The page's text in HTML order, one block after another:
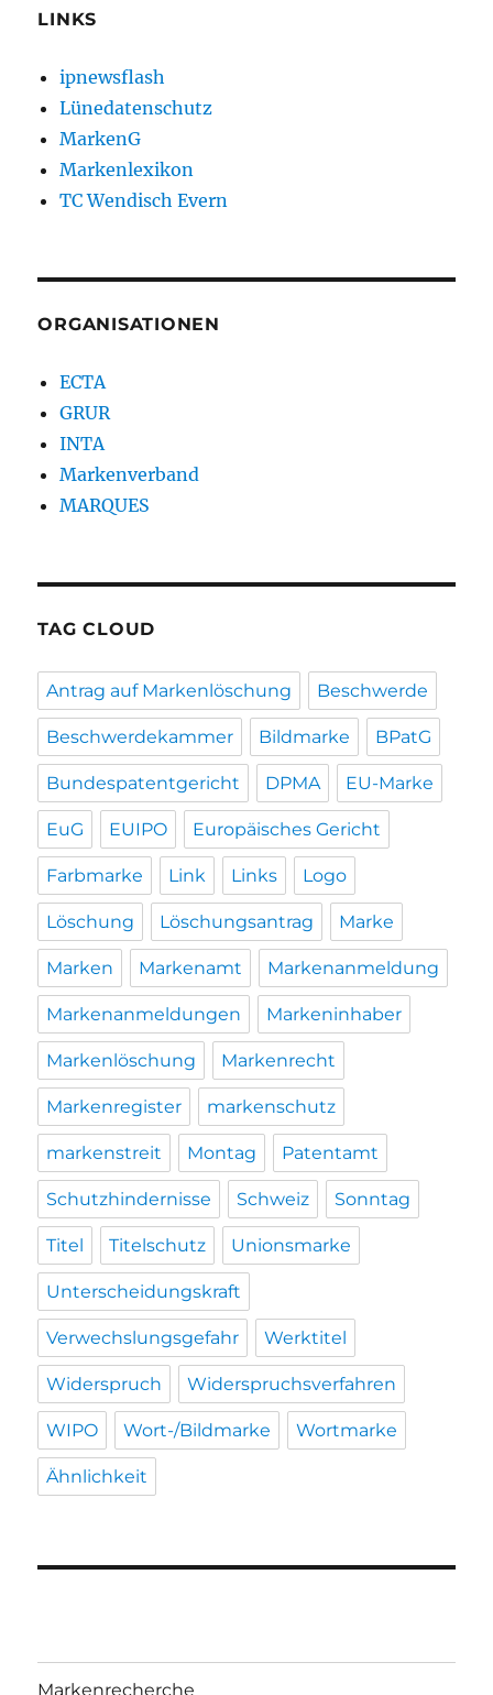
LINKS
ipnewsflash
Lünedatenschutz
MarkenG
Markenlexikon
TC Wendisch Evern
ORGANISATIONEN
ECTA
GRUR
INTA
Markenverband
MARQUES
TAG CLOUD
Antrag auf Markenlöschung Beschwerde
Beschwerdekammer Bildmarke BPatG
Bundespatentgericht DPMA EU-Marke
EuG EUIPO Europäisches Gericht
Farbmarke Link Links Logo
Löschung Löschungsantrag Marke
Marken Markenamt Markenanmeldung
Markenanmeldungen Markeninhaber
Markenlöschung Markenrecht
Markenregister markenschutz
markenstreit Montag Patentamt
Schutzhindernisse Schweiz Sonntag
Titel Titelschutz Unionsmarke
Unterscheidungskraft
Verwechslungsgefahr Werktitel
Widerspruch Widerspruchsverfahren
WIPO Wort-/Bildmarke Wortmarke
Ähnlichkeit
Markenrecherche